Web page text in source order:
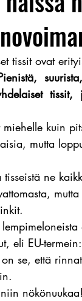
tissit ovat
tissit,
miehelle kuin
mutta
ne
eli EU-
se, että
nökönuukaa!